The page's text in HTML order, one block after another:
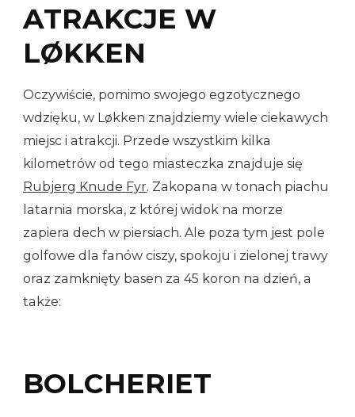
ATRAKCJE W
LØKKEN
Oczywiście, pomimo swojego egzotycznego
wdzięku, w Løkken znajdziemy wiele ciekawych
miejsc i atrakcji. Przede wszystkim kilka
kilometrów od tego miasteczka znajduje się
Rubjerg Knude Fyr. Zakopana w tonach piachu
latarnia morska, z której widok na morze
zapiera dech w piersiach. Ale poza tym jest pole
golfowe dla fanów ciszy, spokoju i zielonej trawy
oraz zamknięty basen za 45 koron na dzień, a
także:
BOLCHERIET